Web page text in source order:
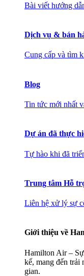
Bài viết hướng
Dịch vụ & bán
Cung cấp và tìm
Blog
Tin tức mới nhất
Dự án đã thực
Tự hào khi đã
Trung tâm Hỗ
Liên hệ xử lý sự
Giới thiệu về
Hamilton Air –
kế, mang đến trải
gian.